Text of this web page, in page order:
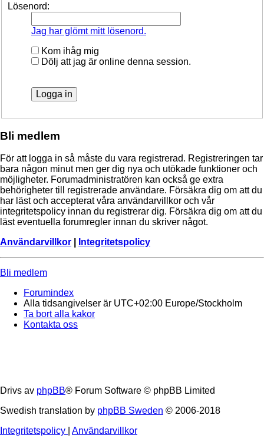
Lösenord:
Jag har glömt mitt lösenord.
Kom ihåg mig
Dölj att jag är online denna session.
Bli medlem
För att logga in så måste du vara registrerad. Registreringen tar
bara någon minut men ger dig nya och utökade funktioner och
möjligheter. Forumadministratören kan också ge extra
behörigheter till registrerade användare. Försäkra dig om att du
har läst och accepterat våra användarvillkor och vår
integritetspolicy innan du registrerar dig. Försäkra dig om att du
läst eventuella forumregler innan du skriver något.
Användarvillkor
Integritetspolicy
Bli medlem
Forumindex
Alla tidsangivelser är UTC+02:00 Europe/Stockholm
Ta bort alla kakor
Kontakta oss
Drivs av phpBB® Forum Software © phpBB Limited
Swedish translation by phpBB Sweden © 2006-2018
Integritetspolicy
Användarvillkor